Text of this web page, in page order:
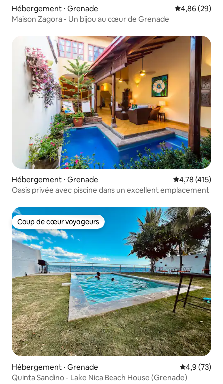
Hébergement ⋅ Grenade Évaluation
4,86 (29)
Maison Zagora - Un bijou au cœur de Grenade
Hébergement ⋅ Grenade Évaluation
4,78 (415)
Oasis privée avec piscine dans un excellent emplacement
Coup de cœur voyageurs
Coup de cœur voyageurs
Hébergement ⋅ Grenade Évaluation
4,9 (73)
Quinta Sandino - Lake Nica Beach House (Grenade)